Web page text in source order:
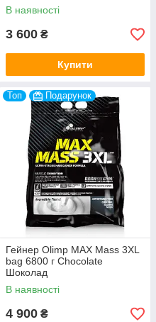
В наявності
3 600 ₴
Купити
Топ Подарунок
Гейнер Olimp MAX Mass 3XL
bag 6800 г Chocolate
Шоколад
В наявності
4 900 ₴